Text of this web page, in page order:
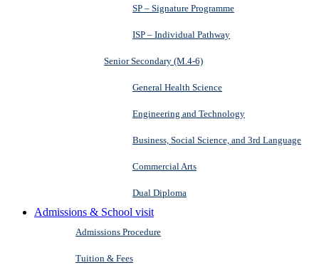
SP – Signature Programme
ISP – Individual Pathway
Senior Secondary (M.4-6)
General Health Science
Engineering and Technology
Business, Social Science, and 3rd Language
Commercial Arts
Dual Diploma
Admissions & School visit
Admissions Procedure
Tuition & Fees